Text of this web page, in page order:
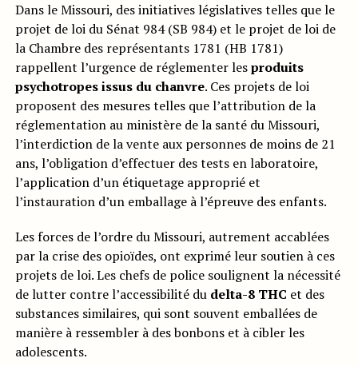
Dans le Missouri, des initiatives législatives telles que le
projet de loi du Sénat 984 (SB 984) et le projet de loi de
la Chambre des représentants 1781 (HB 1781)
rappellent l’urgence de réglementer lesproduits
psychotropes issus du chanvre. Ces projets de loi
proposent des mesures telles que l’attribution de la
réglementation au ministère de la santé du Missouri,
l’interdiction de la vente aux personnes de moins de 21
ans, l’obligation d’effectuer des tests en laboratoire,
l’application d’un étiquetage approprié et
l’instauration d’un emballage à l’épreuve des enfants.
Les forces de l’ordre du Missouri, autrement accablées
par la crise des opioïdes, ont exprimé leur soutien à ces
projets de loi. Les chefs de police soulignent la nécessité
de lutter contre l’accessibilité du delta-8 THC et des
substances similaires, qui sont souvent emballées de
manière à ressembler à des bonbons et à cibler les
adolescents.